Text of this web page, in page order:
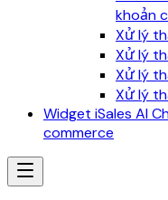
khoản
Xử lý
Xử lý
Xử lý
Xử lý
Widget iSales AI
commerce